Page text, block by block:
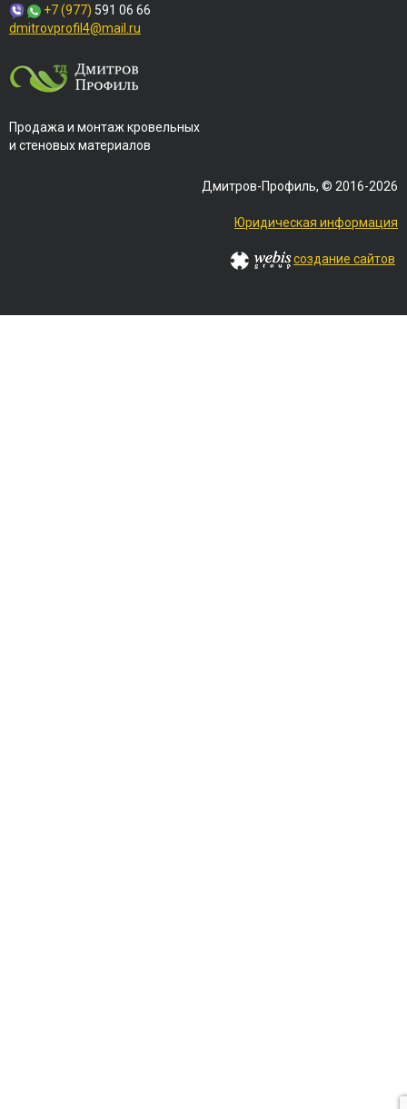
+7 (977) 591 06 66
dmitrovprofil4@mail.ru
Продажа и монтаж кровельных
и стеновых материалов
Дмитров-Профиль, © 2016-2026
Юридическая информация
создание сайтов